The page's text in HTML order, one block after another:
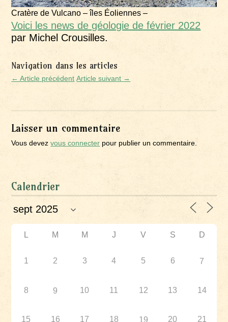
Cratère de Vulcano – îles Éoliennes –
Voici les news de géologie de février 2022
par Michel Crousilles.
Navigation dans les articles
← Article précédent Article suivant →
Laisser un commentaire
Vous devezvous connecter pour publier un commentaire.
Calendrier
L M M J V S D
1 2 3 4 5 6 7
8 9 10 11 12 13 14
15 16 17 18 19 20 21